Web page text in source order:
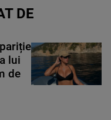
DE
lui
de